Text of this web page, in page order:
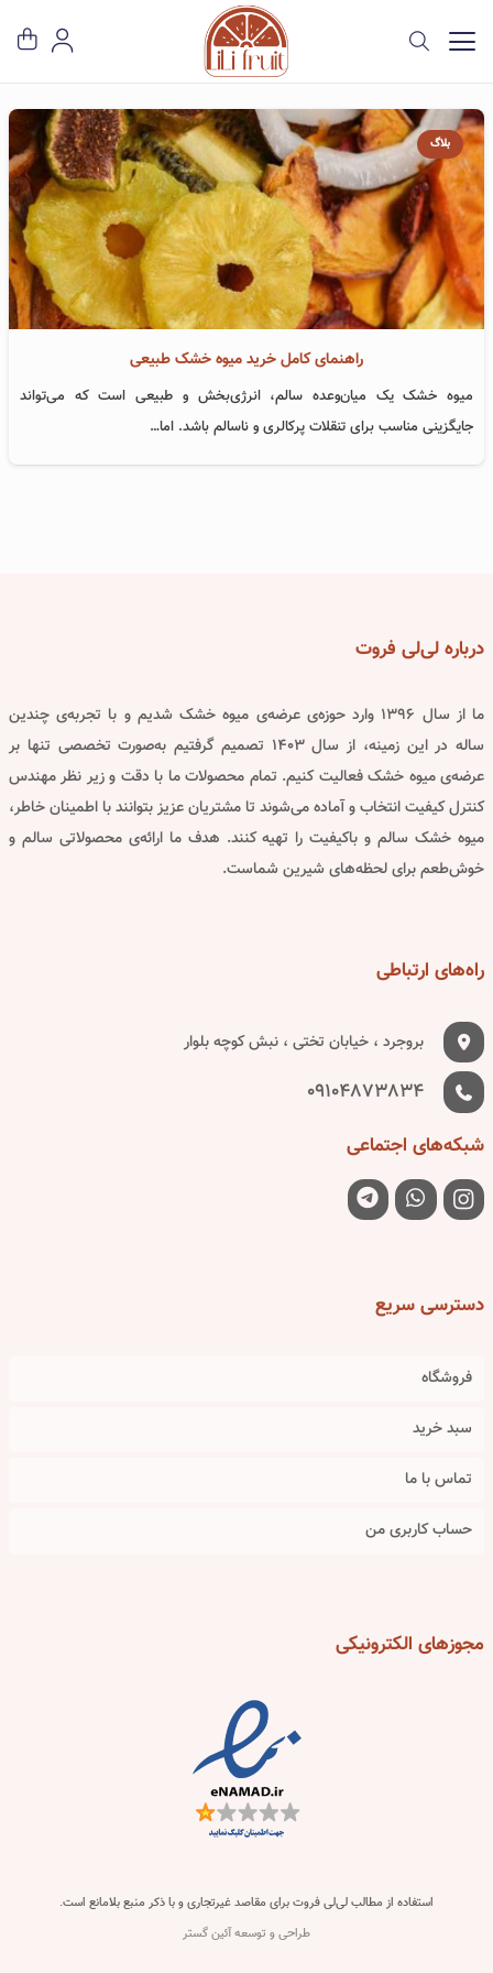
بلاگ
راهنمای کامل خرید میوه خشک طبیعی
میوه خشک یک میان‌وعده سالم، انرژی‌بخش و طبیعی است که می‌تواند
جایگزینی مناسب برای تنقلات پرکالری و ناسالم باشد. اما…
دربارهلی‌لی فروت
ما از سال ۱۳۹۶ وارد حوزه‌ی عرضه‌ی میوه خشک شدیم و با تجربه‌ی چندین
ساله در این زمینه، از سال ۱۴۰۳ تصمیم گرفتیم به‌صورت تخصصی تنها بر
عرضه‌ی میوه خشک فعالیت کنیم. تمام محصولات ما با دقت و زیر نظر مهندس
کنترل کیفیت انتخاب و آماده می‌شوند تا مشتریان عزیز بتوانند با اطمینان خاطر،
میوه خشک سالم و باکیفیت را تهیه کنند. هدف ما ارائه‌ی محصولاتی سالم و
خوش‌طعم برای لحظه‌های شیرین شماست.
راه‌های ارتباطی
بروجرد ، خیابان تختی ، نبش کوچه بلوار
09104873834
شبکه‌های اجتماعی
دسترسیسریع
فروشگاه
سبد خرید
تماس با ما
حساب کاربری من
مجوزهای الکترونیکی
استفاده از مطالب لی‌لی فروت برای مقاصد غیرتجاری و با ذکر منبع بلامانع است.
طراحی و توسعه آئین گستر